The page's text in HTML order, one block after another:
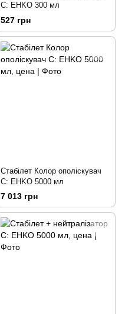
C: EHKO 300 мл
527 грн
Стабілет Колор ополіскувач
C: EHKO 5000 мл
7 013 грн